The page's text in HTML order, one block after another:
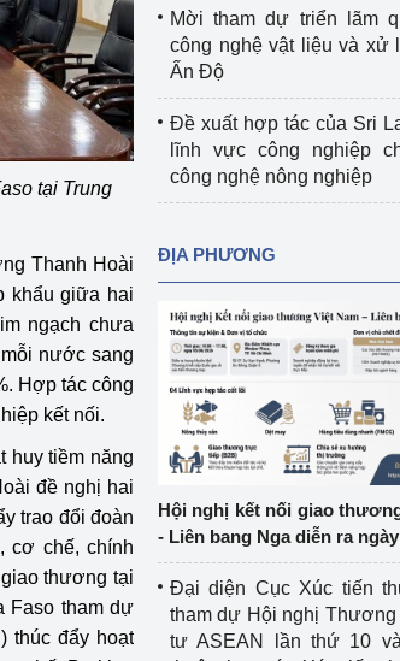
trường
vệ môi trường
trường
Á – châu Phi
Âu – châu Mỹ
tảng
nghiệp
tại Trung
Thanh Hoài
khẩu giữa hai
ngạch chưa
nước sang
Hợp tác công
kết nối.
huy tiềm năng
đề nghị hai
trao đổi đoàn
cơ chế, chính
thương tại
Faso tham dự
thúc đẩy hoạt
Mời tham dự triển lãm
công nghệ vật liệu và xử
Ấn Độ
Đề xuất hợp tác của Sri
lĩnh vực công nghiệp
công nghệ nông nghiệp
ĐỊA PHƯƠNG
Hội nghị kết nối giao
- Liên bang Nga diễn ra
Đại diện Cục Xúc tiến
tham dự Hội nghị
tư ASEAN lần thứ 10